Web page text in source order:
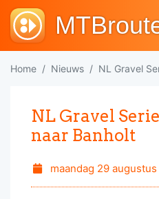
Home Nieuws NL Gravel
NL Gravel
naar Banholt
maandag 29